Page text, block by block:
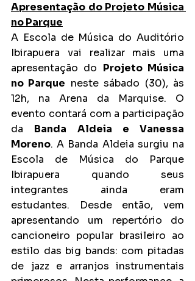
Apresentação do Projeto Música
no Parque
A Escola de Música do Auditório
Ibirapuera vai realizar mais uma
apresentação do Projeto Música
no Parque neste sábado (30), às
12h, na Arena da Marquise. O
evento contará com a participação
da Banda Aldeia e Vanessa
Moreno. A Banda Aldeia surgiu na
Escola de Música do Parque
Ibirapuera quando seus
integrantes ainda eram
estudantes. Desde então, vem
apresentando um repertório do
cancioneiro popular brasileiro ao
estilo das big bands: com pitadas
de jazz e arranjos instrumentais